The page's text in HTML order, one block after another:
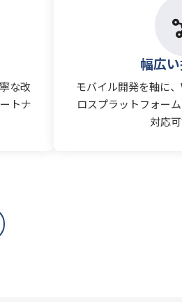
な改
トナ
幅広
モバイル開発を軸に
ロスプラットフォー
対応可